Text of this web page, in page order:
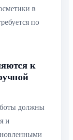
в
по
к
должны
и